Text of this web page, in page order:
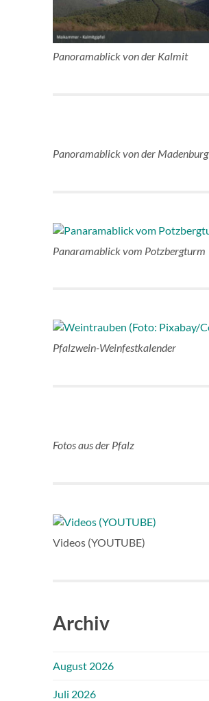
Panoramablick von der Kalmit
Panoramablick von der Madenburg
Panaramablick vom Potzbergturm
Pfalzwein-Weinfestkalender
Fotos aus der Pfalz
Videos (YOUTUBE)
Archiv
August 2026
Juli 2026